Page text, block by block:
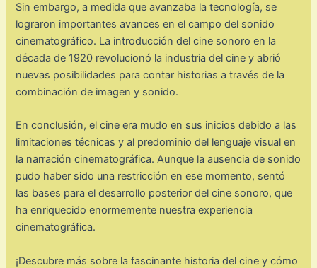
Sin embargo, a medida que avanzaba la tecnología, se
lograron importantes avances en el campo del sonido
cinematográfico. La introducción del cine sonoro en la
década de 1920 revolucionó la industria del cine y abrió
nuevas posibilidades para contar historias a través de la
combinación de imagen y sonido.
En conclusión, el cine era mudo en sus inicios debido a las
limitaciones técnicas y al predominio del lenguaje visual en
la narración cinematográfica. Aunque la ausencia de sonido
pudo haber sido una restricción en ese momento, sentó
las bases para el desarrollo posterior del cine sonoro, que
ha enriquecido enormemente nuestra experiencia
cinematográfica.
¡Descubre más sobre la fascinante historia del cine y cómo